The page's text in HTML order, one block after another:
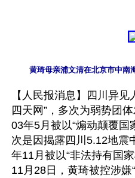
【人民报消息】四川异
四天网”，多次为弱势团
03年5月被以“煽动颠覆国
次是因揭露四川5.12地震
年11月被以“非法持有国
11月28日，黄琦被控涉